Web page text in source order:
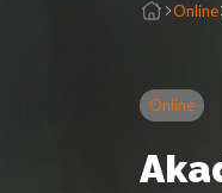
Online
Online